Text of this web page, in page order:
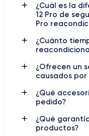
serie de teléfonos
avance significativo
avanzados en el
El iPhone 12 Pro
XDR de 6,1
cuenta con la
brinda mayor
Este dispositivo utiliza
¿Cuál es la
12 Pro de
Pro
¿Cuánto
¿Ofrecen un
causados
¿Qué
pedido?
¿Qué
productos?